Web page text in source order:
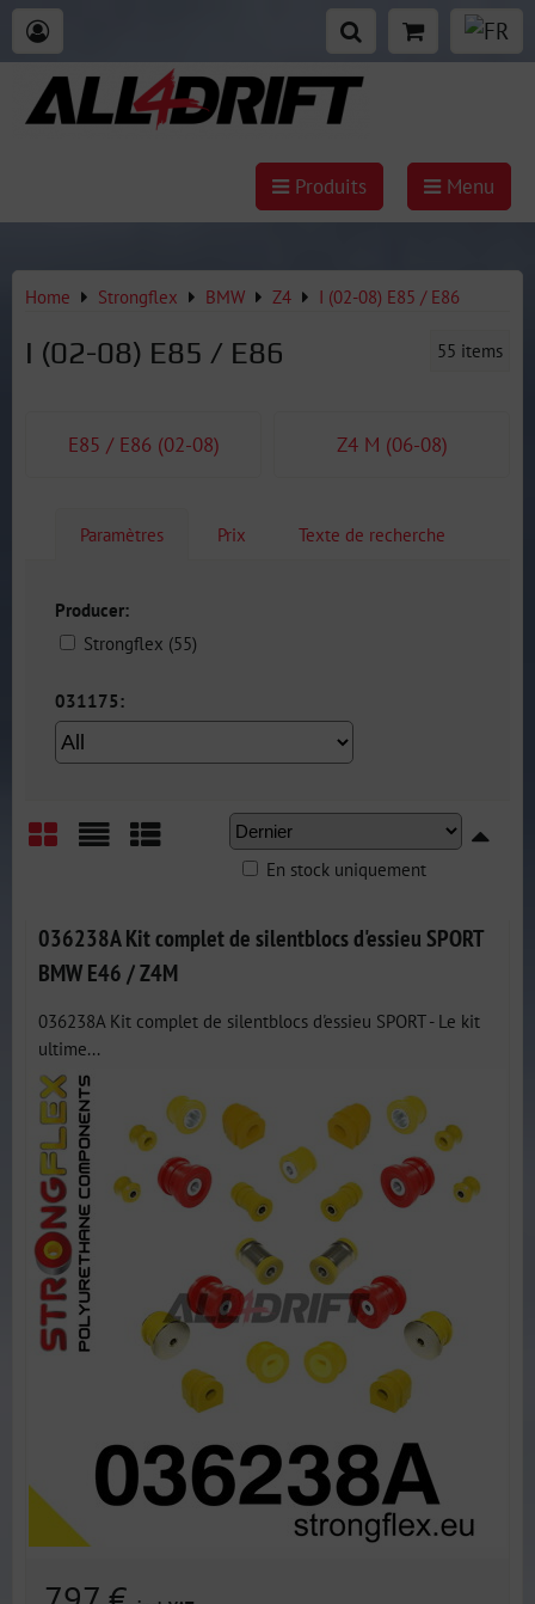
Produits Menu
Home Strongflex BMW Z4 I (02-08) E85 / E86
I (02-08) E85 / E86 55 items
E85 / E86 (02-08) Z4 M (06-08)
Paramètres Prix Texte de recherche
Producer:
Strongflex (55)
031175:
En stock uniquement
036238A Kit complet de silentblocs d'essieu SPORT
BMW E46 / Z4M
036238A Kit complet de silentblocs d'essieu SPORT - Le kit
ultime...